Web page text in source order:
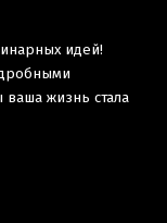
идей!
жизнь стала